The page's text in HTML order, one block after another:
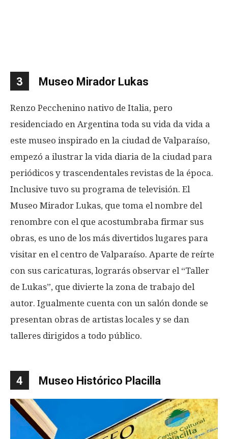
3 Museo Mirador Lukas
Renzo Pecchenino nativo de Italia, pero
residenciado en Argentina toda su vida da vida a
este museo inspirado en la ciudad de Valparaíso,
empezó a ilustrar la vida diaria de la ciudad para
periódicos y trascendentales revistas de la época.
Inclusive tuvo su programa de televisión. El
Museo Mirador Lukas, que toma el nombre del
renombre con el que acostumbraba firmar sus
obras, es uno de los más divertidos lugares para
visitar en el centro de Valparaíso. Aparte de reírte
con sus caricaturas, lograrás observar el “Taller
de Lukas”, que divierte la zona de trabajo del
autor. Igualmente cuenta con un salón donde se
presentan obras de artistas locales y se dan
talleres dirigidos a todo público.
4 Museo Histórico Placilla